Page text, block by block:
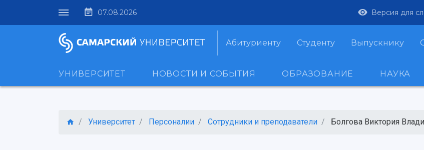
07.08.2026 Версия для
Абитуриенту Студенту Выпускнику
УНИВЕРСИТЕТ НОВОСТИ И СОБЫТИЯ ОБРАЗОВАНИЕ НАУКА
Университет Персоналии Сотрудники и преподаватели Болгова Виктория